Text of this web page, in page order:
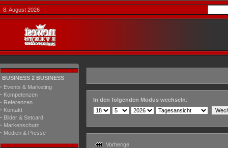
8. August 2026
BUSINESS 2 BUSINESS
· Events & Marketing
· Kompetenzen
· Referenzen
· Kontakt
· Bilder & Setcard
· Markenschutz
· Medien & Presse
In den folgenden Modus wechseln:
Vorherige